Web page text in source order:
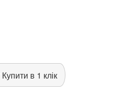
Купити в 1 клік